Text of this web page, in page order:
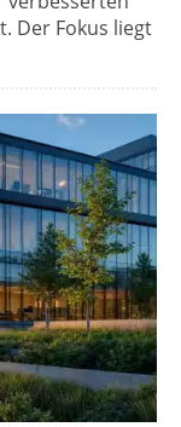
Der Fokus liegt